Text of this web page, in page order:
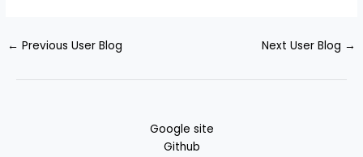
← Previous User Blog Next User Blog →
Google site
Github